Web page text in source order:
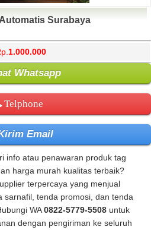
Surabaya
1.000.000
Whatsapp
Telphone
Email
info atau penawaran produk tag
harga murah kualitas terbaik?
terpercaya yang menjual
sarnafil, tenda promosi, dan tenda
WA0822-5779-5508 untuk
dengan pengiriman ke seluruh